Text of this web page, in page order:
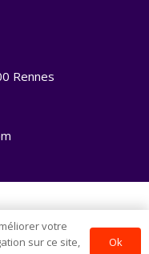
Rennes
votre
sur ce site,
Ok